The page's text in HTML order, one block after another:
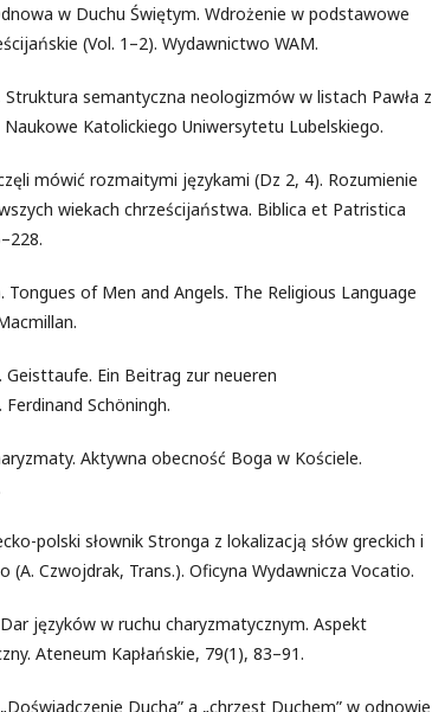
w Duchu Świętym. Wdrożenie w podstawowe
(Vol. 1–2). Wydawnictwo WAM.
Struktura semantyczna neologizmów w listach Pawła z
Katolickiego Uniwersytetu Lubelskiego.
mówić rozmaitymi językami (Dz 2, 4). Rozumienie
wiekach chrześcijaństwa. Biblica et Patristica
Tongues of Men and Angels. The Religious Language
Geisttaufe. Ein Beitrag zur neueren
Schöningh.
Aktywna obecność Boga w Kościele.
polski słownik Stronga z lokalizacją słów greckich i
(A. Czwojdrak, Trans.). Oficyna Wydawnicza Vocatio.
języków w ruchu charyzmatycznym. Aspekt
Ateneum Kapłańskie, 79(1), 83–91.
Ducha” a „chrzest Duchem” w odnowie